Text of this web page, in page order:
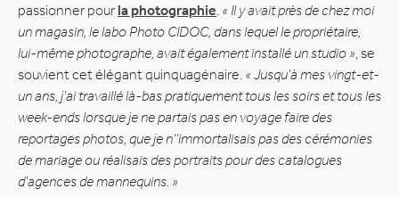
passionner pour la photographie « Il y avait près de chez moi
un magasin, le labo Photo CIDOC, dans lequel le propriétaire,
lui-même photographe, avait également installé un studio » , se
souvient cet élégant quinquagénaire. « Jusqu’à mes vingt-et-
un ans, j’ai travaillé là-bas pratiquement tous les soirs et tous les
week-ends lorsque je ne partais pas en voyage faire des
reportages photos, que je n’’immortalisais pas des cérémonies
de mariage ou réalisais des portraits pour des catalogues
d’agences de mannequins. »